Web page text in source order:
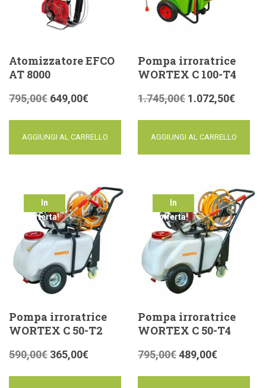
Atomizzatore EFCO
AT 8000
795,00€ 649,00€
AGGIUNGI AL CARRELLO
Pompa irroratrice
WORTEX C 100-T4
1.745,00€ 1.072,50€
AGGIUNGI AL CARRELLO
In
offerta!
Pompa irroratrice
WORTEX C 50-T2
590,00€ 365,00€
In
offerta!
Pompa irroratrice
WORTEX C 50-T4
795,00€489,00€